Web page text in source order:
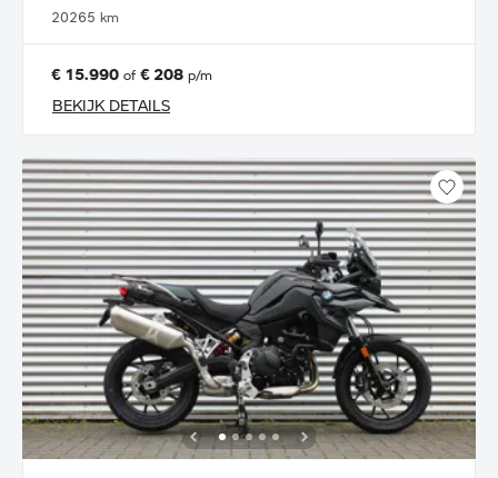
20265 km
€ 15.990 of € 208 p/m
BEKIJK DETAILS